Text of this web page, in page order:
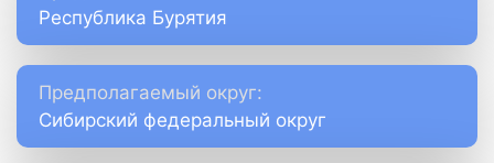
Республика Бурятия
Предполагаемый округ:
Сибирский федеральный округ